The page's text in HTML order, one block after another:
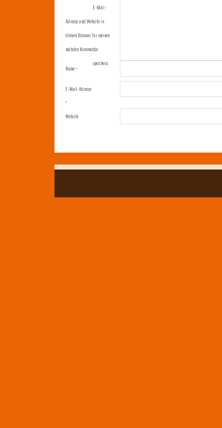
Name*
E-Mail-Adresse
*
Website
E-Mail-
Adresse und Website in
diesem Browser für meinen
nächsten Kommentar
speichern.